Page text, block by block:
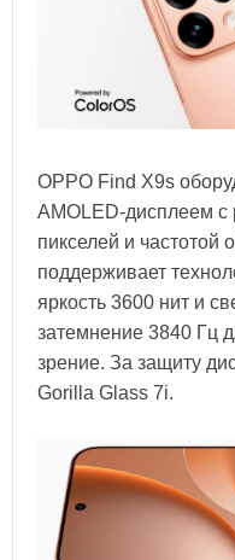
OPPO Find X9s
AMOLED-дисплеем
пикселей и частотой
поддерживает
яркость 3600 нит и
затемнение 3840 Гц
зрение. За защиту
Gorilla Glass 7i.